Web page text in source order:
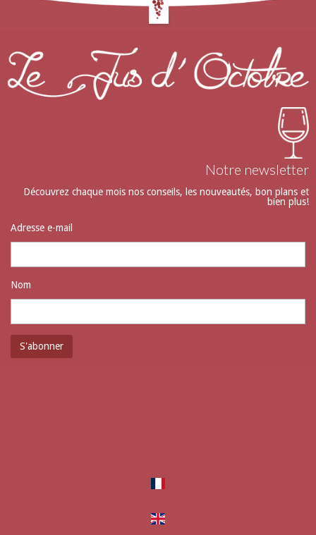
Notre newsletter
Découvrez chaque mois nos conseils, les nouveautés, bon plans et
bien plus!
Adresse e-mail
Nom